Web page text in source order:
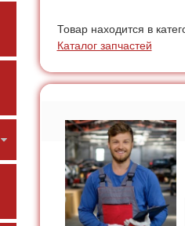
Товар находится в
Каталог запчастей